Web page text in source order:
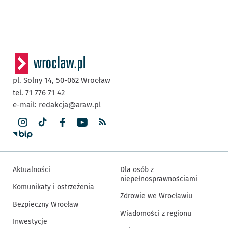
pl. Solny 14, 50-062 Wrocław
tel. 71 776 71 42
e-mail: redakcja@araw.pl
Aktualności
Komunikaty i ostrzeżenia
Bezpieczny Wrocław
Inwestycje
Dla osób z
niepełnosprawnościami
Zdrowie we Wrocławiu
Wiadomości z regionu